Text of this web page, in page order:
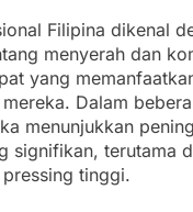
Filipina dikenal
menyerah dan
yang
Dalam
menunjukkan
signifikan, terutama
tinggi.